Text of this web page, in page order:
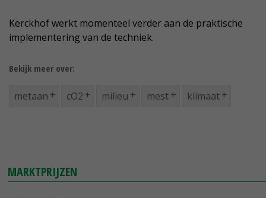
Kerckhof werkt momenteel verder aan de praktische
implementering van de techniek.
Bekijk meer over:
metaan cO2 milieu mest klimaat
MARKTPRIJZEN